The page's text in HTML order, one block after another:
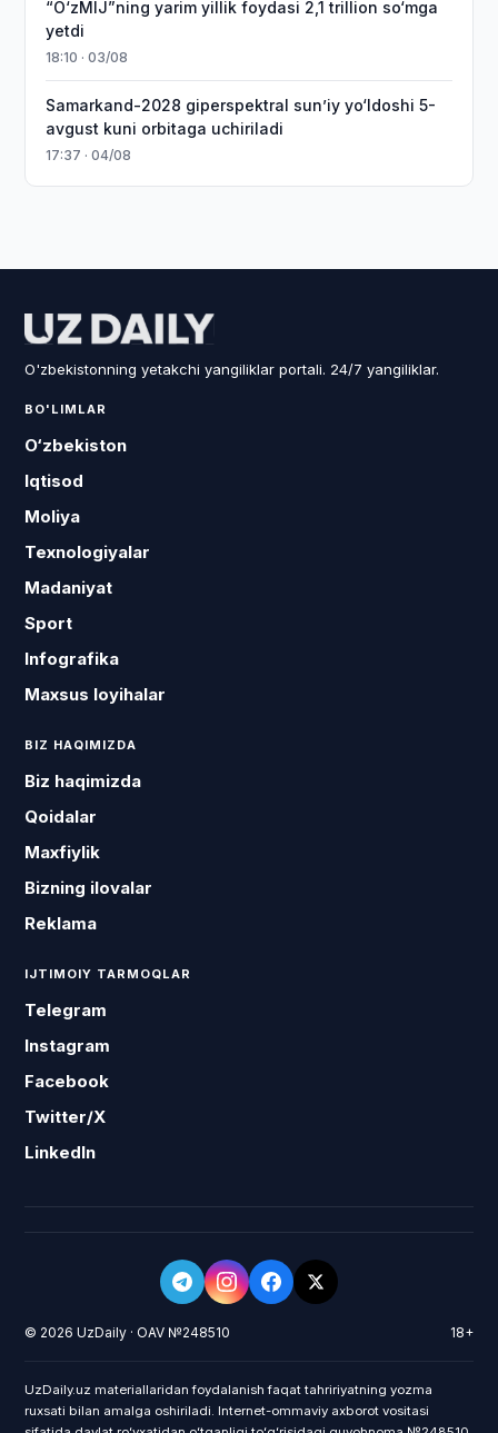
“O‘zMIJ”ning yarim yillik foydasi 2,1 trillion so‘mga
yetdi
18:10 · 03/08
Samarkand-2028 giperspektral sun’iy yo‘ldoshi 5-
avgust kuni orbitaga uchiriladi
17:37 · 04/08
O'zbekistonning yetakchi yangiliklar portali. 24/7 yangiliklar.
BO'LIMLAR
O‘zbekiston
Iqtisod
Moliya
Texnologiyalar
Madaniyat
Sport
Infografika
Maxsus loyihalar
BIZ HAQIMIZDA
Biz haqimizda
Qoidalar
Maxfiylik
Bizning ilovalar
Reklama
IJTIMOIY TARMOQLAR
Telegram
Instagram
Facebook
Twitter/X
LinkedIn
© 2026 UzDaily · OAV №248510 18+
UzDaily.uz materiallaridan foydalanish faqat tahririyatning yozma
ruxsati bilan amalga oshiriladi. Internet-ommaviy axborot vositasi